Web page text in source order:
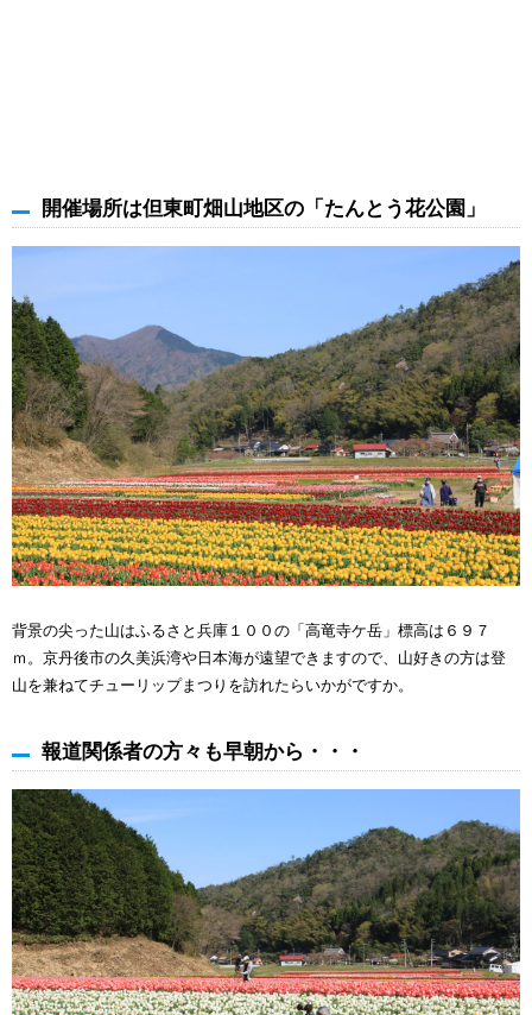
開催場所は但東町畑山地区の「たんとう花公園」
背景の尖った山はふるさと兵庫１００の「高竜寺ケ岳」標高は６９７
ｍ。京丹後市の久美浜湾や日本海が遠望できますので、山好きの方は登
山を兼ねてチューリップまつりを訪れたらいかがですか。
報道関係者の方々も早朝から・・・